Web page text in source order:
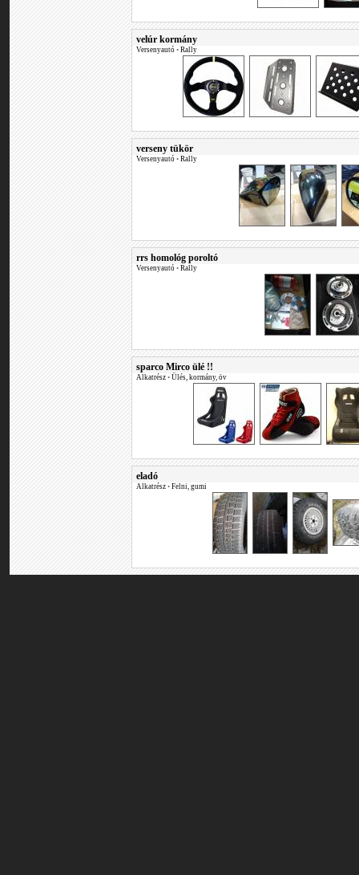
velúr kormány
Versenyautó • Rally
verseny tükör
Versenyautó • Rally
rrs homológ poroltó
Versenyautó • Rally
sparco Mirco ülé !!
Alkatrész • Ülés, kormány, öv
eladó
Alkatrész • Felni, gumi